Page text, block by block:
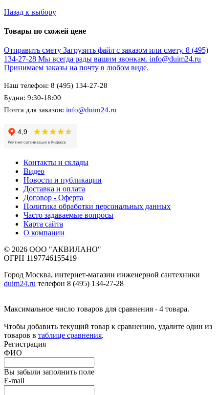
Назад к выбору
Товары по схожей цене
Отправить смету Загрузить файл с заказом или смету. 8 (495)
134-27-28 Мы всегда рады вашим звонкам. info@duim24.ru
Принимаем заказы на почту в любом виде.
Наш телефон: 8 (495) 134-27-28
Будни: 9:30-18:00
Почта для заказов: info@duim24.ru
Контакты и склады
Видео
Новости и публикации
Доставка и оплата
Договор - Оферта
Политика обработки персональных данных
Часто задаваемые вопросы
Карта сайта
О компании
© 2026 ООО "АКВИЛАНО"
ОГРН 1197746155419
Город Москва, интернет-магазин инженерной сантехники
duim24.ru телефон 8 (495) 134-27-28
Максимальное число товаров для сравнения - 4 товара.
Чтобы добавить текущий товар к сравнению, удалите один из
товаров в таблице сравнения.
Регистрация
ФИО
Вы забыли заполнить поле
E-mail